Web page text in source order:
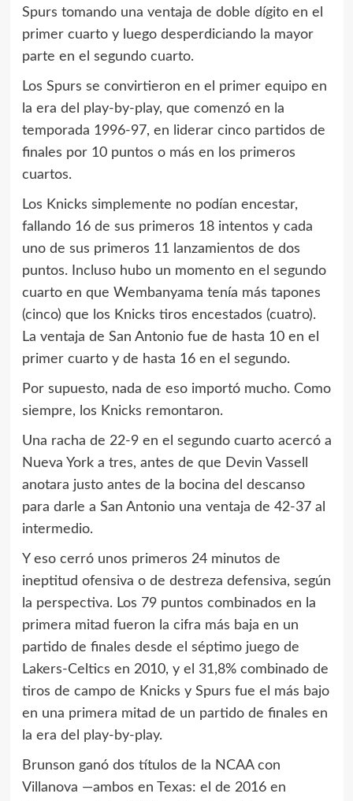
Spurs tomando una ventaja de doble dígito en el
primer cuarto y luego desperdiciando la mayor
parte en el segundo cuarto.
Los Spurs se convirtieron en el primer equipo en
la era del play-by-play, que comenzó en la
temporada 1996-97, en liderar cinco partidos de
finales por 10 puntos o más en los primeros
cuartos.
Los Knicks simplemente no podían encestar,
fallando 16 de sus primeros 18 intentos y cada
uno de sus primeros 11 lanzamientos de dos
puntos. Incluso hubo un momento en el segundo
cuarto en que Wembanyama tenía más tapones
(cinco) que los Knicks tiros encestados (cuatro).
La ventaja de San Antonio fue de hasta 10 en el
primer cuarto y de hasta 16 en el segundo.
Por supuesto, nada de eso importó mucho. Como
siempre, los Knicks remontaron.
Una racha de 22-9 en el segundo cuarto acercó a
Nueva York a tres, antes de que Devin Vassell
anotara justo antes de la bocina del descanso
para darle a San Antonio una ventaja de 42-37 al
intermedio.
Y eso cerró unos primeros 24 minutos de
ineptitud ofensiva o de destreza defensiva, según
la perspectiva. Los 79 puntos combinados en la
primera mitad fueron la cifra más baja en un
partido de finales desde el séptimo juego de
Lakers-Celtics en 2010, y el 31,8% combinado de
tiros de campo de Knicks y Spurs fue el más bajo
en una primera mitad de un partido de finales en
la era del play-by-play.
Brunson ganó dos títulos de la NCAA con
Villanova —ambos en Texas: el de 2016 en